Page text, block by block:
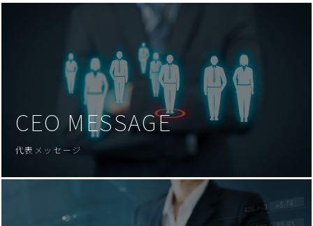
CEO MESSAGE
代表メッセージ